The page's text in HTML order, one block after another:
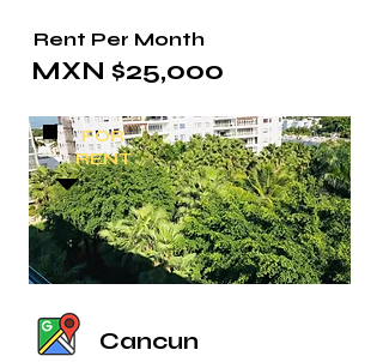
Rent Per Month
MXN $25,000
FOR
RENT
Cancun